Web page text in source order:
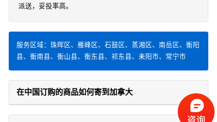
派送，妥投率高。
服务区域：珠晖区、雁峰区、石鼓区、蒸湘区、南岳区、衡阳
县、衡南县、衡山县、衡东县、祁东县、耒阳市、常宁市
在中国订购的商品如何寄到加拿大